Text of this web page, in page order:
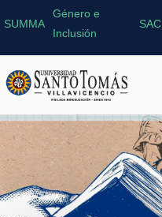
SUMMA
Género e
Inclusión
SAC